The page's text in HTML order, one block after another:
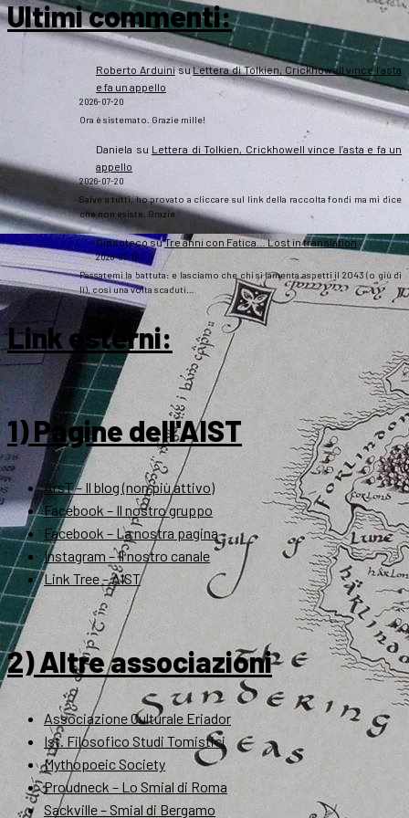
Ultimi commenti:
Roberto ArduinisuLettera di Tolkien, Crickhowell vince l’asta
e fa un appello
2026-07-20
Ora è sistemato. Grazie mille!
Daniela su Lettera di Tolkien, Crickhowell vince l’asta e fa un
appello
2026-07-20
Salve a tutti, ho provato a cliccare sul link della raccolta fondi ma mi dice
che non esiste. Grazie
GipsotecosuTre anni con Fatica… Lost in translation
2026-07-10
Passatemi la battuta: e lasciamo che chi si lamenta aspetti il 2043 (o giù di
lì), così una volta scaduti…
Link esterni:
1) Pagine dell'AIST
ArsT – Il blog (non più attivo)
Facebook – Il nostro gruppo
Facebook – La nostra pagina
Instagram – Il nostro canale
Link Tree – AIST
2) Altre associazioni
Associazione Culturale Eriador
Ist. Filosofico Studi Tomistici
Mythopoeic Society
Proudneck – Lo Smial di Roma
Sackville – Smial di Bergamo